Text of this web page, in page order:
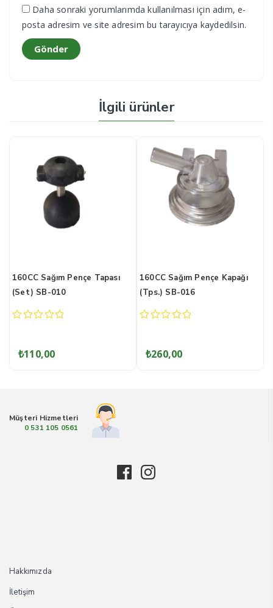
Daha sonraki yorumlarımda kullanılması için adım, e-
posta adresim ve site adresim bu tarayıcıya kaydedilsin.
İlgili ürünler
Kapağı
240CC Sağım Pençe Kapağı
(Tps.)
600CC Sağım
Dağıtıcı
Müşteri Hizmetleri
0 531 105 0561
Hakkımızda
İletişim